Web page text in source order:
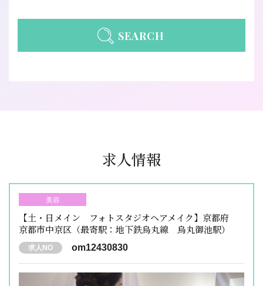
SEARCH
求人情報
美容
【土・日メイン フォトスタジオヘアメイク】京都府
京都市中京区（最寄駅：地下鉄烏丸線 烏丸御池駅）
求人NO om12430830